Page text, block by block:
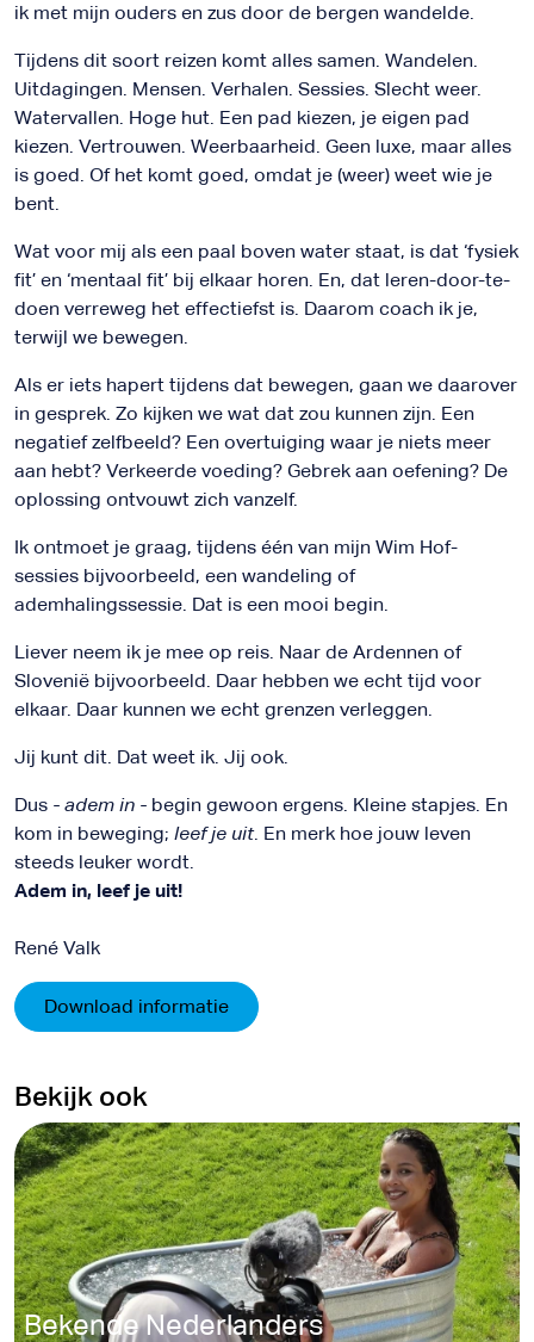
ik met mijn ouders en zus door de bergen wandelde.
Tijdens dit soort reizen komt alles samen. Wandelen.
Uitdagingen. Mensen. Verhalen. Sessies. Slecht weer.
Watervallen. Hoge hut. Een pad kiezen, je eigen pad
kiezen. Vertrouwen. Weerbaarheid. Geen luxe, maar alles
is goed. Of het komt goed, omdat je (weer) weet wie je
bent.
Wat voor mij als een paal boven water staat, is dat ‘fysiek
fit’ en ‘mentaal fit’ bij elkaar horen. En, dat leren-door-te-
doen verreweg het effectiefst is. Daarom coach ik je,
terwijl we bewegen.
Als er iets hapert tijdens dat bewegen, gaan we daarover
in gesprek. Zo kijken we wat dat zou kunnen zijn. Een
negatief zelfbeeld? Een overtuiging waar je niets meer
aan hebt? Verkeerde voeding? Gebrek aan oefening? De
oplossing ontvouwt zich vanzelf.
Ik ontmoet je graag, tijdens één van mijn Wim Hof-
sessies bijvoorbeeld, een wandeling of
ademhalingssessie. Dat is een mooi begin.
Liever neem ik je mee op reis. Naar de Ardennen of
Slovenië bijvoorbeeld. Daar hebben we echt tijd voor
elkaar. Daar kunnen we echt grenzen verleggen.
Jij kunt dit. Dat weet ik. Jij ook.
Dus - adem in - begin gewoon ergens. Kleine stapjes. En
kom in beweging; leef je uit. En merk hoe jouw leven
steeds leuker wordt.
Adem in, leef je uit!
René Valk
Download informatie
Bekijk ook
Bekende Nederlanders